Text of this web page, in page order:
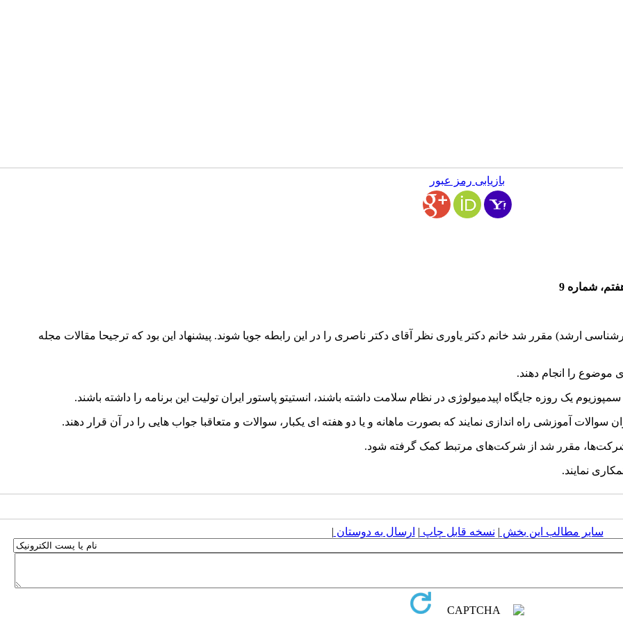
بازیابی رمز عبور
شماره 9
ارشد) مقرر شد خانم دکتر یاوری نظر آقای دکتر ناصری را در این رابطه جویا شوند. پیشنهاد این بود که ترجیحا مقالات مجله
سایر مطالب این بخش | نسخه قابل چاپ | ارسال به دوستان |